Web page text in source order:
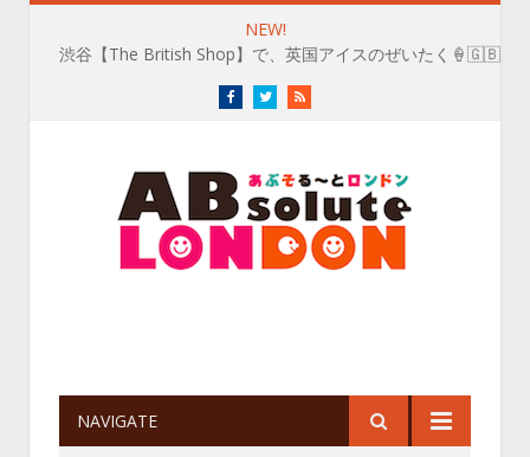
NEW!
渋谷【The British Shop】で、英国アイスのぜいたく🍦🇬🇧
FacebookTwitterRSS
NAVIGATE